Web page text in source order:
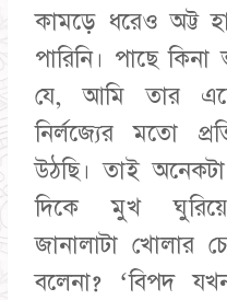
কামড়ে ধরেও অট্ট
পারিনি। পাছে
যে, আমি তার
নির্লজ্যের মতো
উঠছি। তাই
দিকে মুখ
জানালাটা খোলার
বলেনা? ‘বিপদ